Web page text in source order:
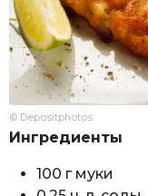
© Depositphotos
Ингредиенты
100 г муки